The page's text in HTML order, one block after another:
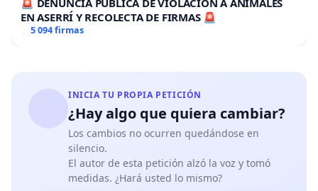
EN ASERRÍ Y RECOLECTA DE FIRMAS 🚨
5 094 firmas
INICIA TU PROPIA PETICIÓN
¿Hay algo que quiera cambiar?
Los cambios no ocurren quedándose en
silencio.
El autor de esta petición alzó la voz y tomó
medidas. ¿Hará usted lo mismo?